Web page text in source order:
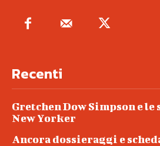
Recenti
Gretchen Dow Simpson e le
New Yorker
Ancora dossieraggi e